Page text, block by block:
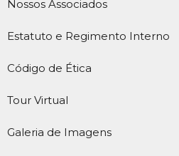
Nossos Associados
Estatuto e Regimento Interno
Código de Ética
Tour Virtual
Galeria de Imagens